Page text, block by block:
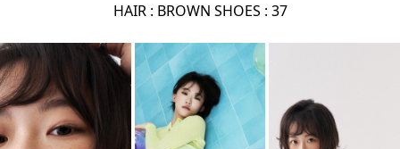
HAIR : BROWN SHOES : 37